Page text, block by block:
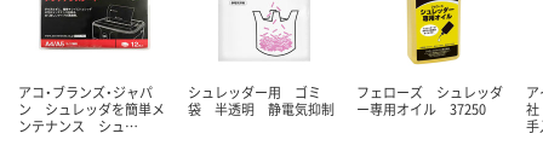
アコ・ブランズ・ジャパ
ン シュレッダを簡単メ
ンテナンス シュ…
シュレッダー用 ゴミ
袋 半透明 静電気抑制
フェローズ シュレッダ
ー専用オイル 37250
社